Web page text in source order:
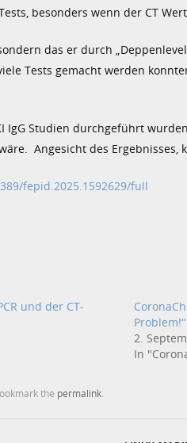
besonders wenn der CT
das er durch
Tests gemacht werden
IgG Studien durchgeführt
Angesicht des Ergebnisses,
fepid.2025.1592629/full
und der CT-
Problem!“
2.
In
the permalink